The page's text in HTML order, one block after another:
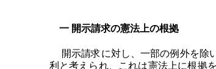
一 開示請求の憲法上の根拠
開示請求に対し、一部の例外を除
利と考えられ、これは憲法上に根拠